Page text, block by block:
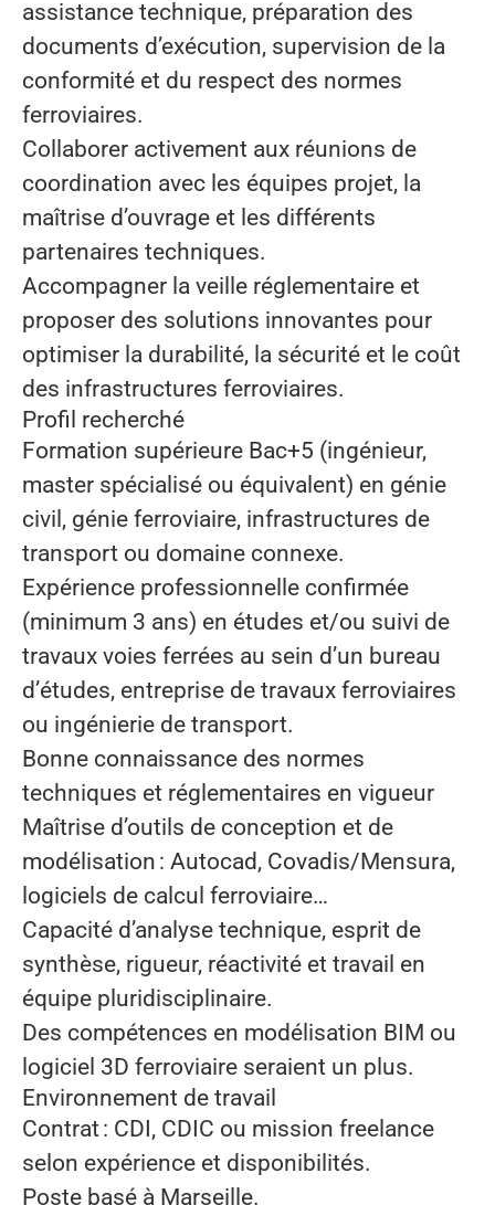
assistance technique, préparation des
documents d’exécution, supervision de la
conformité et du respect des normes
ferroviaires.
Collaborer activement aux réunions de
coordination avec les équipes projet, la
maîtrise d’ouvrage et les différents
partenaires techniques.
Accompagner la veille réglementaire et
proposer des solutions innovantes pour
optimiser la durabilité, la sécurité et le coût
des infrastructures ferroviaires.
Profil recherché
Formation supérieure Bac+5 (ingénieur,
master spécialisé ou équivalent) en génie
civil, génie ferroviaire, infrastructures de
transport ou domaine connexe.
Expérience professionnelle confirmée
(minimum 3 ans) en études et/ou suivi de
travaux voies ferrées au sein d’un bureau
d’études, entreprise de travaux ferroviaires
ou ingénierie de transport.
Bonne connaissance des normes
techniques et réglementaires en vigueur
Maîtrise d’outils de conception et de
modélisation : Autocad, Covadis/Mensura,
logiciels de calcul ferroviaire…
Capacité d’analyse technique, esprit de
synthèse, rigueur, réactivité et travail en
équipe pluridisciplinaire.
Des compétences en modélisation BIM ou
logiciel 3D ferroviaire seraient un plus.
Environnement de travail
Contrat : CDI, CDIC ou mission freelance
selon expérience et disponibilités.
Poste basé à Marseille.